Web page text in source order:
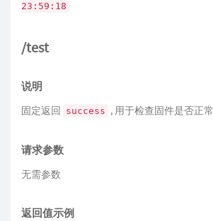
23:59:18
/test
说明
固定返回 success , 用于检查固件是否正常
请求参数
无需参数
返回值示例